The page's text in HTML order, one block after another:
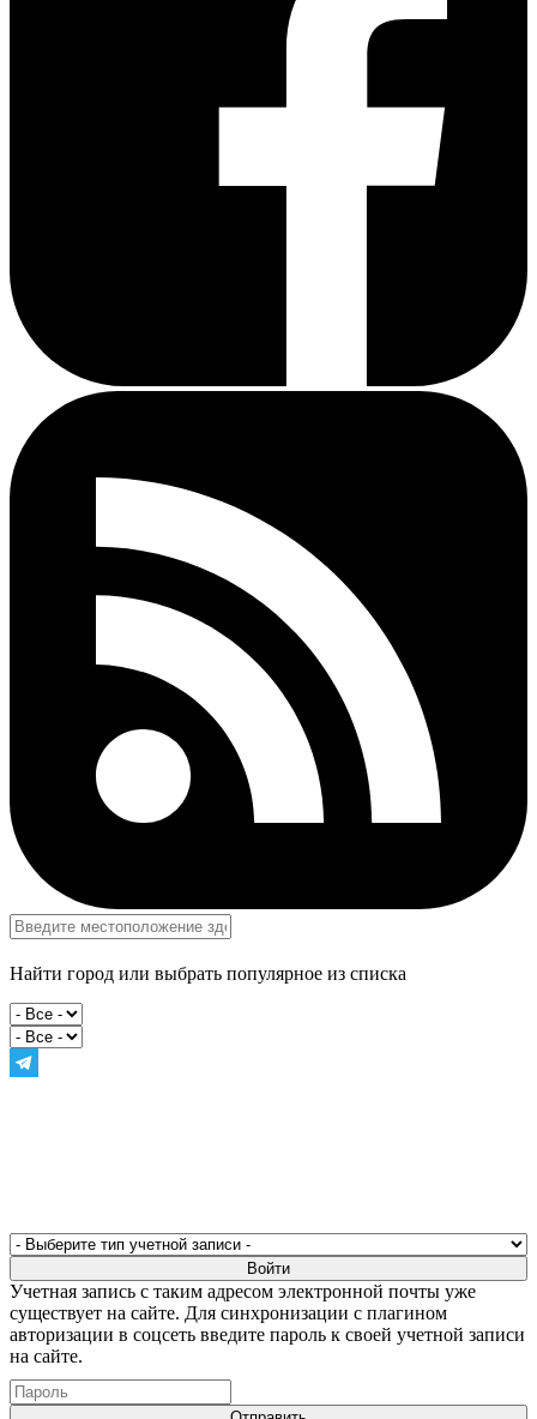
Найти город или выбрать популярное из списка
Учетная запись с таким адресом электронной почты уже
существует на сайте. Для синхронизации с плагином
авторизации в соцсеть введите пароль к своей учетной записи
на сайте.